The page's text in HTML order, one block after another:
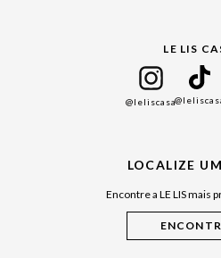
Cuidados Casa
LE LIS
@leliscasa
LOCALIZE
Encontre a LE LIS mais